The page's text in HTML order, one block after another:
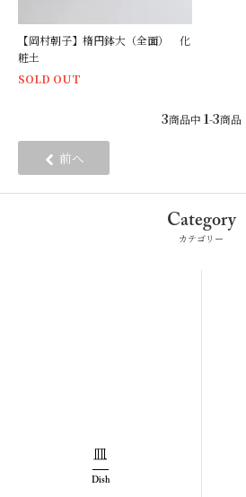
【岡村朝子】楕円鉢大（全面） 化
粧土
SOLD OUT
3商品中 1-3商品
前へ
Category
カテゴリー
皿
Dish